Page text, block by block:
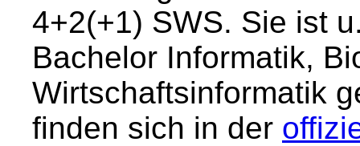
4+2(+1) SWS. Sie ist
Bachelor Informatik,
Wirtschaftsinformatik
finden sich in der